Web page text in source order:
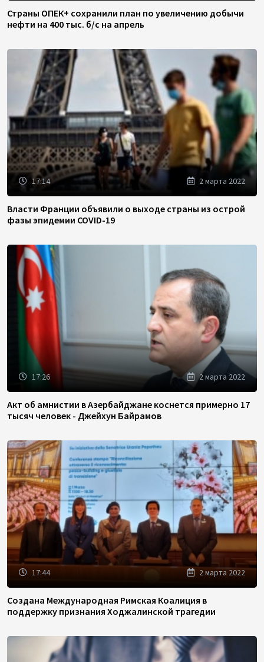
Страны ОПЕК+ сохранили план по увеличению добычи
нефти на 400 тыс. б/с на апрель
17:14 2 марта 2022
Власти Франции объявили о выходе страны из острой
фазы эпидемии COVID-19
17:26 2 марта 2022
Акт об амнистии в Азербайджане коснется примерно 17
тысяч человек - Джейхун Байрамов
17:44 2 марта 2022
Создана Международная Римская Коалиция в
поддержку признания Ходжалинской трагедии